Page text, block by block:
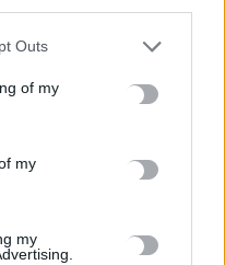
Outs
of my
my
my